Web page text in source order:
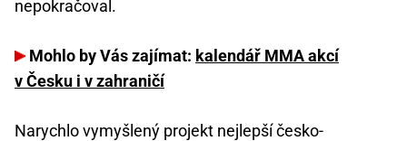
nepokračoval.
Mohlo by Vás zajímat: kalendář MMA akcí
v Česku i v zahraničí
Narychlo vymyšlený projekt nejlepší česko-